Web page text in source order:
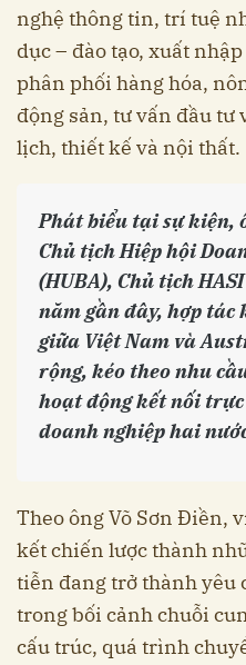
nghệ thông tin, trí tuệ
dục – đào tạo, xuất
phân phối hàng hóa,
động sản, tư vấn đầu tư
lịch, thiết kế và nội thất.
Phát biểu tại sự kiện,
Chủ tịch Hiệp hội
(HUBA), Chủ tịch
năm gần đây, hợp
giữa Việt Nam và
rộng, kéo theo nhu
hoạt động kết nối
doanh nghiệp hai
Theo ông Võ Sơn Điền,
kết chiến lược thành
tiễn đang trở thành yêu
trong bối cảnh chuỗi
cấu trúc, quá trình